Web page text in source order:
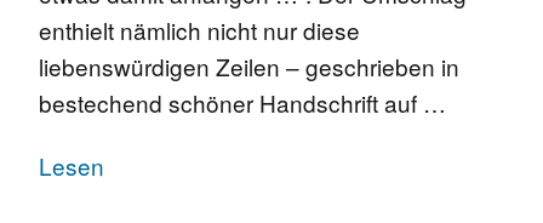
enthielt nämlich nicht nur diese
liebenswürdigen Zeilen – geschrieben in
bestechend schöner Handschrift auf …
Lesen